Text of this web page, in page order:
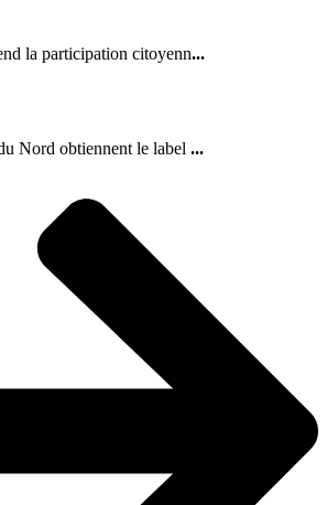
la participation citoyenn...
Nord obtiennent le label ...